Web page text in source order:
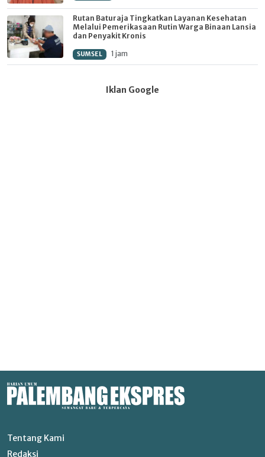
Rutan Baturaja Tingkatkan Layanan Kesehatan
Melalui Pemerikasaan Rutin Warga Binaan Lansia
dan Penyakit Kronis
SUMSEL 1 jam
Iklan Google
Tentang Kami
Redaksi